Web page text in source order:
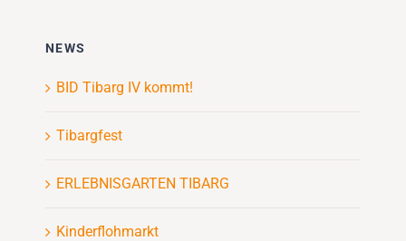
NEWS
BID Tibarg IV kommt!
Tibargfest
ERLEBNISGARTEN TIBARG
Kinderflohmarkt